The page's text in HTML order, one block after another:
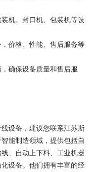
机、封口机、包装机等设
价格、性能、售后服务等
确保设备质量和售后服
设备，建议您联系江苏斯
能制造领域，提供包括自
、自动上下料、工业机器
设备。他们拥有丰富的经